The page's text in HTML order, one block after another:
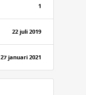
1
22 juli 2019
27 januari 2021